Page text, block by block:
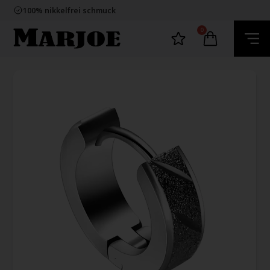
100% nikkelfrei schmuck
60 Tage Rückgabe
E-mark webshop
100% nikkelfrei schmuck
0